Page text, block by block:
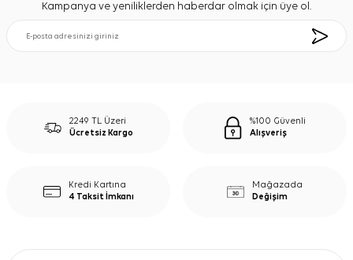
Kampanya ve yeniliklerden haberdar olmak için üye ol.
2249 TL Üzeri
Ücretsiz Kargo
%100 Güvenli
Alışveriş
Kredi Kartına
4 Taksit İmkanı
Mağazada
Değişim